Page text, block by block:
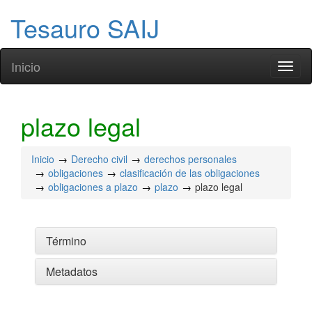
Tesauro SAIJ
Inicio
plazo legal
Inicio Derecho civil
derechos personales
obligaciones
clasificación de las obligaciones
obligaciones a plazo
plazo plazo legal
Término
Metadatos